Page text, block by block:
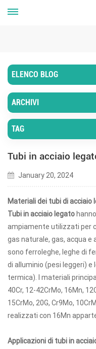
ELENCO BLOG
ARCHIVI
TAG
Tubi in acciaio
January 20, 2024
Materiali dei tubi di acciaio
Tubi in acciaio legato
ampiamente utilizzati per
gas naturale, gas, acqua e
sono ferroleghe, leghe di
di alluminio (pesi leggeri)
termica). I materiali
40Cr, 12-42CrMo, 16Mn,
15CrMo, 20G, Cr9Mo,
realizzati con 16Mn
Applicazioni di tubi in